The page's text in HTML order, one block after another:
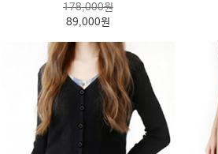
178,000원
89,000원